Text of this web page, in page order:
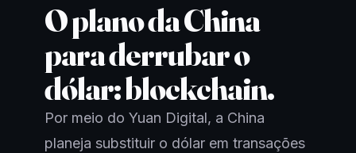
O plano da China
para derrubar o
dólar: blockchain.
Por meio do Yuan Digital, a China
planeja substituir o dólar em transações